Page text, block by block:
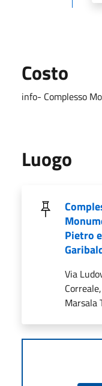
Costo
info- Complesso
Luogo
Pietro
Via
Marsala